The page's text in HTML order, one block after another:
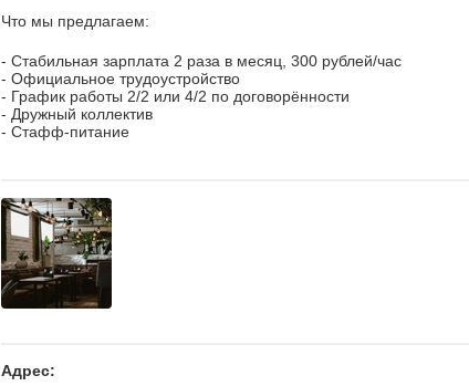
Что мы предлагаем:
- Стабильная зарплата 2 раза в месяц, 300 рублей/час
- Официальное трудоустройство
- График работы 2/2 или 4/2 по договорённости
- Дружный коллектив
- Стафф-питание
Адрес: